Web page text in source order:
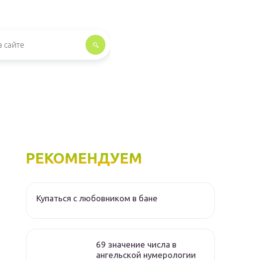
РЕКОМЕНДУЕМ
Купаться с любовником в бане
69 значение числа в
ангельской нумерологии